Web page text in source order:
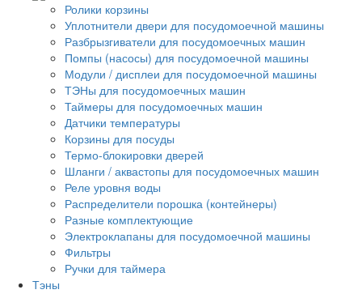
Ролики корзины
Уплотнители двери для посудомоечной машины
Разбрызгиватели для посудомоечных машин
Помпы (насосы) для посудомоечной машины
Модули / дисплеи для посудомоечной машины
ТЭНы для посудомоечных машин
Таймеры для посудомоечных машин
Датчики температуры
Корзины для посуды
Термо-блокировки дверей
Шланги / аквастопы для посудомоечных машин
Реле уровня воды
Распределители порошка (контейнеры)
Разные комплектующие
Электроклапаны для посудомоечной машины
Фильтры
Ручки для таймера
Тэны